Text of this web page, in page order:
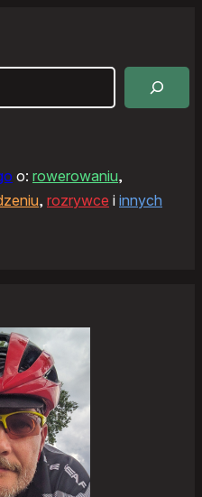
o: rowerowaniu,
, rozrywce i innych